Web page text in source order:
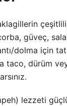
güveç,
dolma için
taco, dürüm
lezzeti